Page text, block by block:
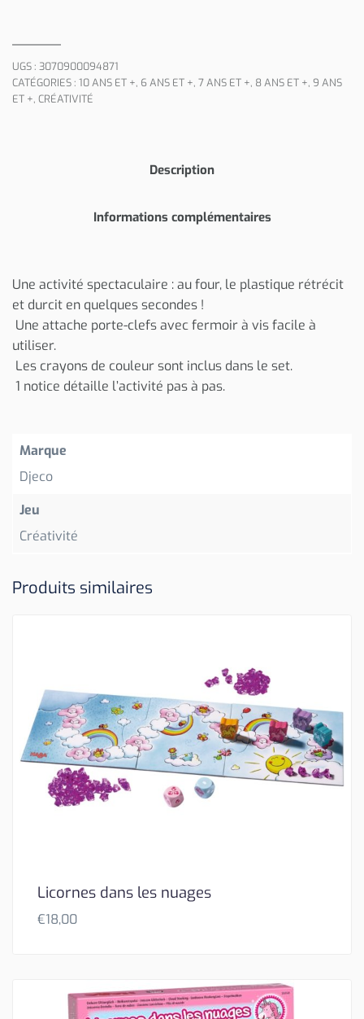
UGS : 3070900094871
CATÉGORIES : 10 ANS ET +, 6 ANS ET +, 7 ANS ET +, 8 ANS ET +, 9 ANS
ET +, CRÉATIVITÉ
Description
Informations complémentaires
Une activité spectaculaire : au four, le plastique rétrécit
et durcit en quelques secondes !
Une attache porte-clefs avec fermoir à vis facile à
utiliser.
Les crayons de couleur sont inclus dans le set.
1 notice détaille l’activité pas à pas.
Marque
Djeco
Jeu
Créativité
Produits similaires
Licornes dans les nuages
€18,00